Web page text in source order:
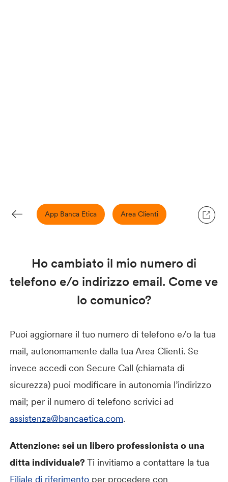
App Banca Etica Area Clienti
Ho cambiato il mio numero di
telefono e/o indirizzo email. Come ve
lo comunico?
Puoi aggiornare il tuo numero di telefono e/o la tua
mail, autonomamente dalla tua Area Clienti. Se
invece accedi con Secure Call (chiamata di
sicurezza) puoi modificare in autonomia l’indirizzo
mail; per il numero di telefono scrivici ad
assistenza@bancaetica.com.
Attenzione: sei un libero professionista o una
ditta individuale? Ti invitiamo a contattare la tua
Filiale di riferimentoper procedere con